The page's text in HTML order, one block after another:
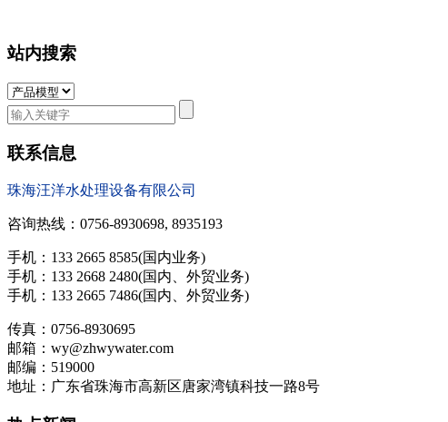
站内搜索
联系信息
珠海汪洋水处理设备有限公司
咨询热线：0756-8930698, 8935193
手机：133 2665 8585(国内业务)
手机：133 2668 2480(国内、外贸业务)
手机：133 2665 7486(国内、外贸业务)
传真：0756-8930695
邮箱：wy@zhwywater.com
邮编：519000
地址：广东省珠海市高新区唐家湾镇科技一路8号